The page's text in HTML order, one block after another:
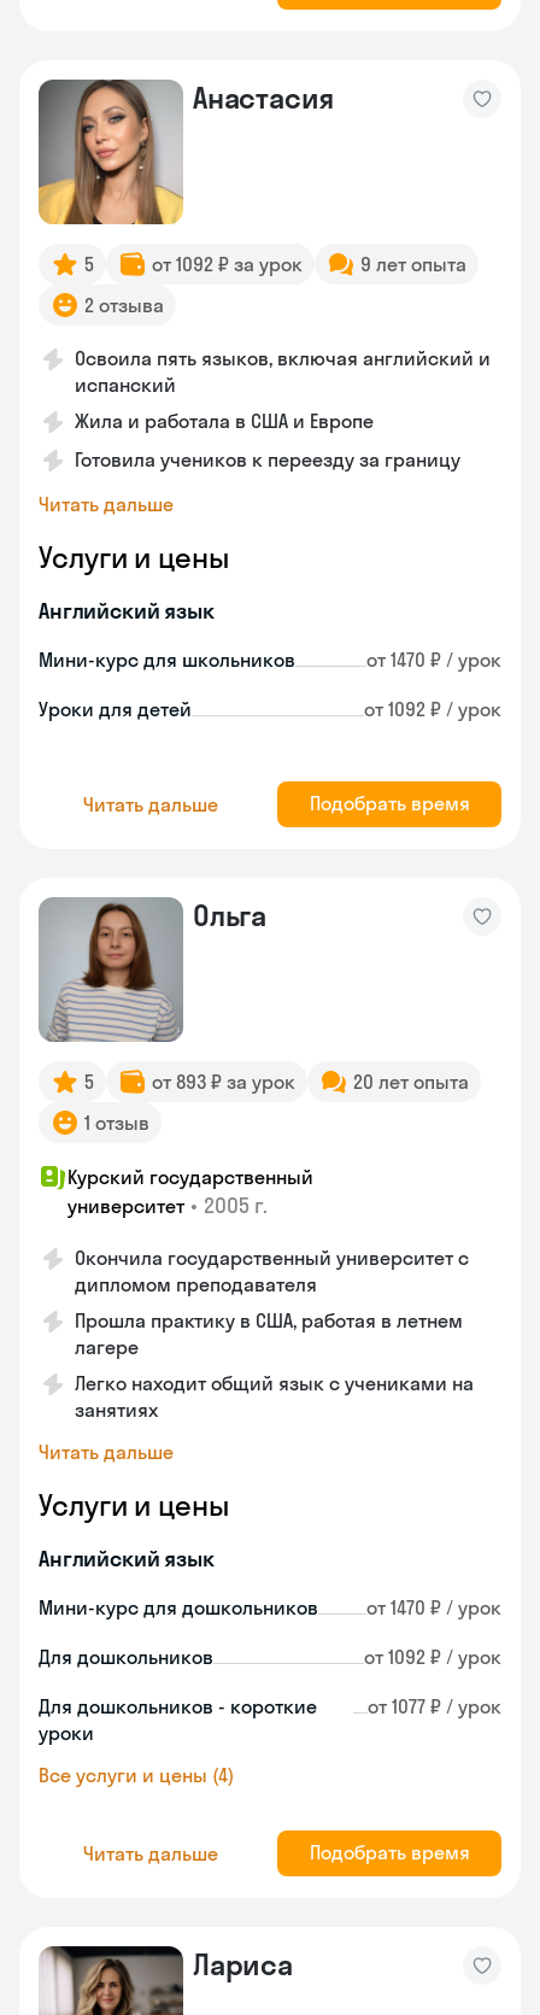
Анастасия
5 от 1092 ₽ за урок
9 лет опыта
2 отзыва
Освоила пять языков, включая английский и
испанский
Жила и работала в США и Европе
Готовила учеников к переезду за границу
Читать дальше
Услуги и цены
Английский язык
Мини-курс для школьников от 1470 ₽ / урок
Уроки для детей от 1092 ₽ / урок
Читать дальше Подобрать время
Ольга
5 от 893 ₽ за урок
20 лет опыта
1 отзыв
Курский государственный
университет • 2005 г.
Окончила государственный университет с
дипломом преподавателя
Прошла практику в США, работая в летнем
лагере
Легко находит общий язык с учениками на
занятиях
Читать дальше
Услуги и цены
Английский язык
Мини-курс для дошкольников от 1470 ₽ / урок
Для дошкольников от 1092 ₽ / урок
Для дошкольников - короткие
уроки
от 1077 ₽ / урок
Все услуги и цены (4)
Читать дальше Подобрать время
Лариса